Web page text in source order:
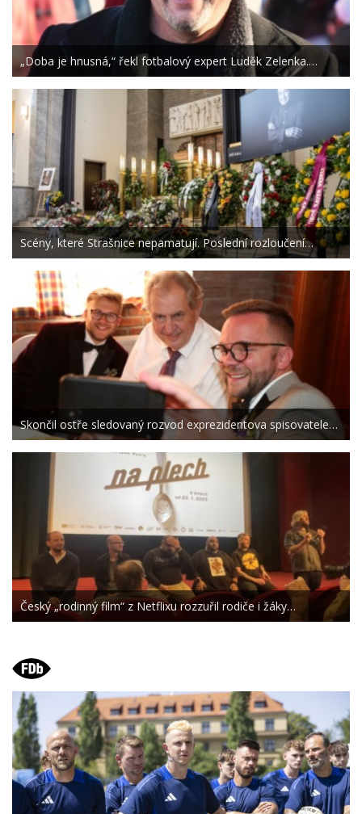
„Doba je hnusná,“ řekl fotbalový expert Luděk Zelenka.…
Scény, které Strašnice nepamatují. Poslední rozloučení…
Skončil ostře sledovaný rozvod exprezidentova spisovatele…
Český „rodinný film“ z Netflixu rozzuřil rodiče i žáky…